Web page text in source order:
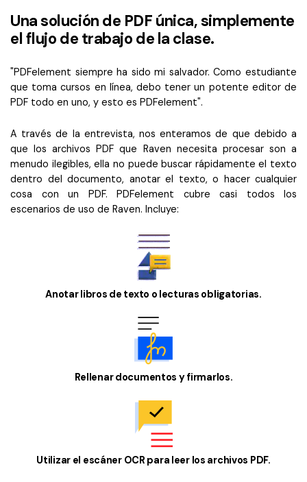
Una solución de PDF única, simplemente
el flujo de trabajo de la clase.
"PDFelement siempre ha sido mi salvador. Como estudiante
que toma cursos en línea, debo tener un potente editor de
PDF todo en uno, y esto es PDFelement".
A través de la entrevista, nos enteramos de que debido a
que los archivos PDF que Raven necesita procesar son a
menudo ilegibles, ella no puede buscar rápidamente el texto
dentro del documento, anotar el texto, o hacer cualquier
cosa con un PDF. PDFelement cubre casi todos los
escenarios de uso de Raven. Incluye:
Anotar libros de texto o lecturas obligatorias.
Rellenar documentos y firmarlos.
Utilizar el escáner OCR para leer los archivos PDF.